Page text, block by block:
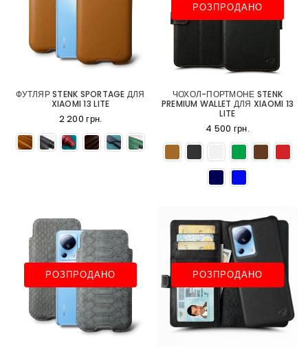
ФУТЛЯР STENK SPORTAGE ДЛЯ
XIAOMI 13 LITE
2 200 грн.
РОЗПРОДАНО
ЧОХОЛ-ПОРТМОНЕ STENK
PREMIUM WALLET ДЛЯ XIAOMI 13
LITE
4 500 грн.
РОЗПРОДАНО РОЗПРОДАНО